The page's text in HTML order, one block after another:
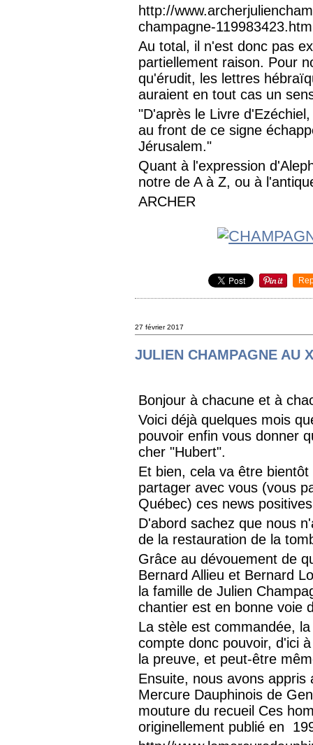
http://
champagne-
Au total, il n'est donc pas
partiellement raison. Pour
qu'érudit, les lettres
auraient en tout cas un
"D'après le Livre
au front de ce signe
Jérusalem."
Quant à l'expression
notre de A à Z, ou à
ARCHER
27 février 2017
JULIEN CHAMPAGNE AU
Bonjour à chacune et à
Voici déjà quelques mois
pouvoir enfin vous donner
cher "Hubert".
Et bien, cela va être
partager avec vous (vous
Québec) ces news
D'abord sachez que nous
de la restauration de la
Grâce au dévouement de
Bernard Allieu et Bernard
la famille de Julien
chantier est en bonne voie
La stèle est commandée,
compte donc pouvoir, d'ici
la preuve, et peut-être
Ensuite, nous avons
Mercure Dauphinois de
mouture du recueil Ces
originellement publié en